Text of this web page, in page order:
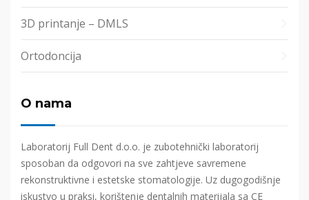
3D printanje – DMLS
Ortodoncija
O nama
Laboratorij Full Dent d.o.o. je zubotehnički laboratorij
sposoban da odgovori na sve zahtjeve savremene
rekonstruktivne i estetske stomatologije. Uz dugogodišnje
iskustvo u praksi, korištenje dentalnih materijala sa CE